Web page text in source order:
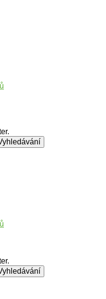
České republice
v České republice